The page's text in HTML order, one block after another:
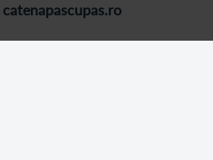
catenapascupas.ro